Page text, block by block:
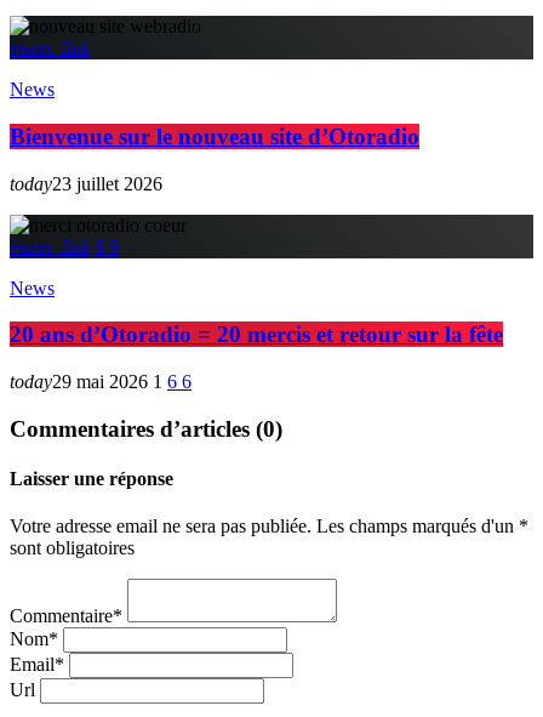
insert_link
News
Bienvenue sur le nouveau site d’Otoradio
today23 juillet 2026
insert_link 6 6
News
20 ans d’Otoradio = 20 mercis et retour sur la fête
today29 mai 2026 1 6 6
Commentaires d’articles (0)
Laisser une réponse
Votre adresse email ne sera pas publiée. Les champs marqués d'un *
sont obligatoires
Commentaire*
Nom*
Email*
Url